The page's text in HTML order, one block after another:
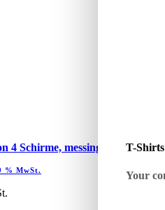
T-Shirts
Your
4 Schirme, messing/grün
% MwSt.